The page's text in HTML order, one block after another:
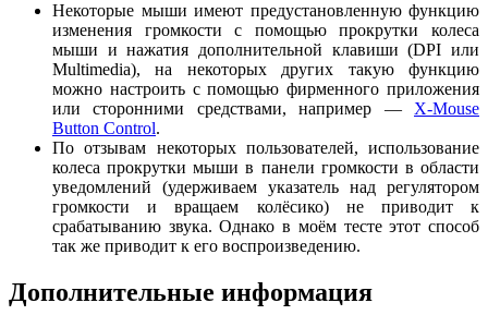
Некоторые мыши имеют предустановленную функцию
изменения громкости с помощью прокрутки колеса
мыши и нажатия дополнительной клавиши (DPI или
Multimedia), на некоторых других такую функцию
можно настроить с помощью фирменного приложения
или сторонними средствами, например — X-Mouse
Button Control.
По отзывам некоторых пользователей, использование
колеса прокрутки мыши в панели громкости в области
уведомлений (удерживаем указатель над регулятором
громкости и вращаем колёсико) не приводит к
срабатыванию звука. Однако в моём тесте этот способ
так же приводит к его воспроизведению.
Дополнительные информация